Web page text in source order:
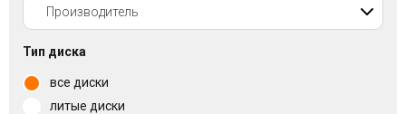
52
Пн-
Тип диска
все диски
литые диски